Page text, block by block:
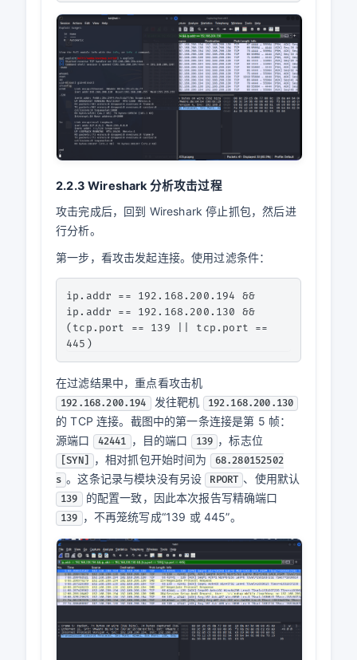
2.2.3 Wireshark 分析攻击过程
攻击完成后，回到 Wireshark 停止抓包，然后进
行分析。
第一步，看攻击发起连接。使用过滤条件：
ip.addr == 192.168.200.194 &&
ip.addr == 192.168.200.130 &&
(tcp.port == 139 || tcp.port ==
在过滤结果中，重点看攻击机
192.168.200.194 发往靶机 192.168.200.130
的 TCP 连接。截图中的第一条连接是第 5 帧：
源端口
42441 ，目的端口 139 ，标志位
[SYN] ，相对抓包开始时间为
68.280152502
s 。这条记录与模块没有另设 RPORT 、使用默认
139 的配置一致，因此本次报告写精确端口
139 ，不再笼统写成“139 或 445”。